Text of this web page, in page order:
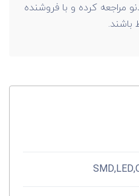
مراجعه کرده و با فروشنده
باشند.